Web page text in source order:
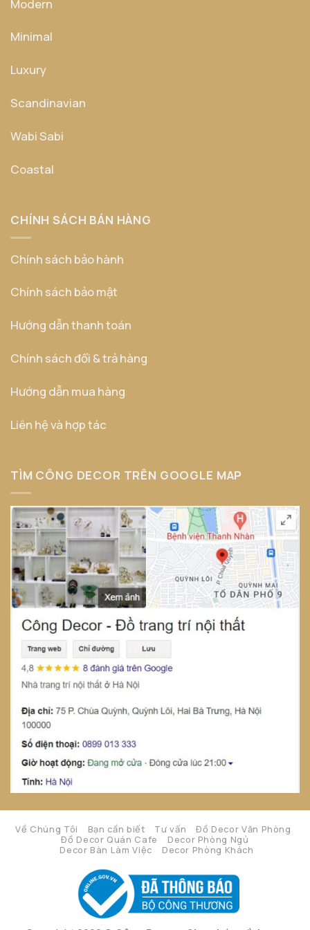
Modern
Minimal
Luxury
Scandinavian
Wabi Sabi
Coastal
CHÍNH SÁCH BÁN HÀNG
Chính sách bảo hành
Chính sách bảo mật
Hướng dẫn thanh toán
Chính sách đổi & trả hàng
Hướng dẫn mua hàng
Liên hệ và hợp tác
TÌM CÔNG DECOR TRÊN GOOGLE MAP
Về Chúng Tôi Bạn cần biết Tư vấn
Đồ Decor Văn Phòng
Đồ Decor Quán Cafe
Decor Phòng Ngủ
Decor Bàn Làm Việc
Decor Phòng Khách